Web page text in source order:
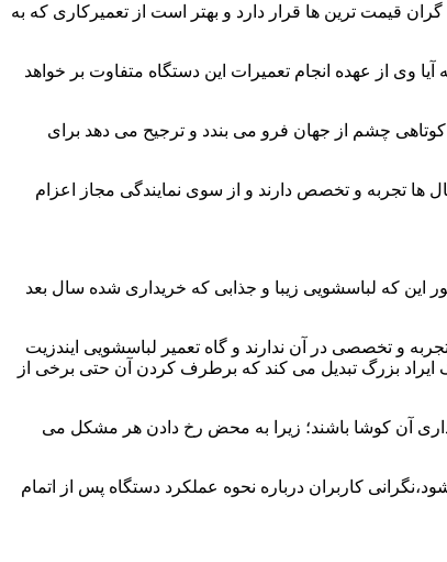
قیمت ترین ها قرار دارد و بهتر است از تعمیرکاری که به
وی از عهده انجام تعمیرات این دستگاه متفاوت بر خواهد
چشم از جهان فرو می بندد و ترجیح می دهد برای
ها تجربه و تخصص دارند و از سوی نمایندگی مجاز اعزام
این که لباسشویی زیبا و جذابی که خریداری شده سال بعد
و تخصصی در آن ندارند و گاه تعمیر لباسشویی ایندزیت
ایراد بزرگ تبدیل می کند که برطرف کردن آن حتی برخی از
آن کوشا باشند؛ زیرا به محض رخ دادن هر مشکل می
کاربران درباره نحوه عملکرد دستگاه پس از اتمام